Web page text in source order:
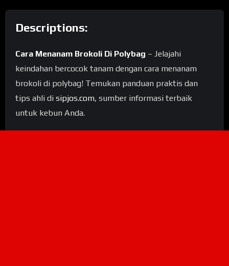
Descriptions:
Cara Menanam Brokoli Di Polybag – Jelajahi
keindahan bercocok tanam dengan cara menanam
brokoli di polybag! Temukan panduan praktis dan
tips ahli di sipjos.com, sumber informasi terbaik
untuk kebun Anda.